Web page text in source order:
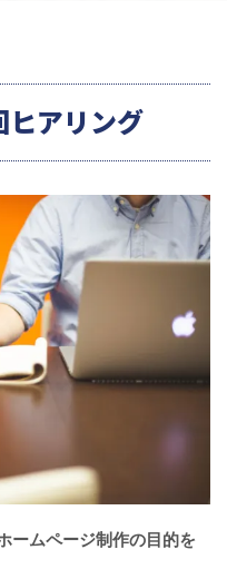
ヒアリング
ームページ制作の目的を